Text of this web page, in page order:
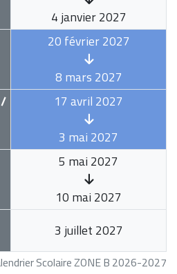
Scolaire ZONE B 2026-2027
4 janvier 2027
20 février 2027
8 mars 2027
/
17 avril 2027
3 mai 2027
5 mai 2027
10 mai 2027
3 juillet 2027